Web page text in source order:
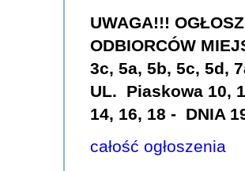
UWAGA!!!
ODBIORCÓW
3c, 5a, 5b, 5c, 5d,
UL. Piaskowa 10,
14, 16, 18 - DNIA
całość ogłoszenia